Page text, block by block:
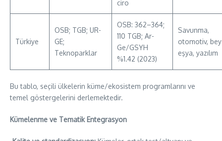
ciro
Türkiye
OSB; TGB; UR-
GE;
Teknoparklar
OSB: 362–364;
110 TGB; Ar-
Ge/GSYH
%1.42 (2023)
Savunma,
otomotiv,
eşya, yazılım
Bu tablo, seçili ülkelerin küme/ekosistem programlarını ve
temel göstergelerini derlemektedir.
Kümelenme ve Tematik Entegrasyon